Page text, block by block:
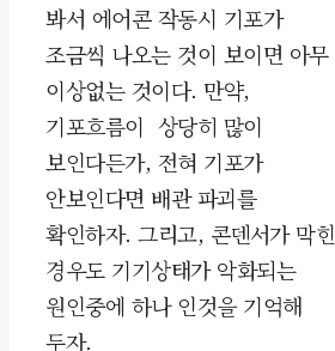
봐서 에어콘 작동시 기포가
조금씩 나오는 것이 보이면 아무
이상없는 것이다. 만약,
기포흐름이 상당히 많이
보인다든가, 전혀 기포가
안보인다면 배관 파괴를
확인하자. 그리고, 콘덴서가 막힌
경우도 기기상태가 악화되는
원인중에 하나 인것을 기억해
두자.